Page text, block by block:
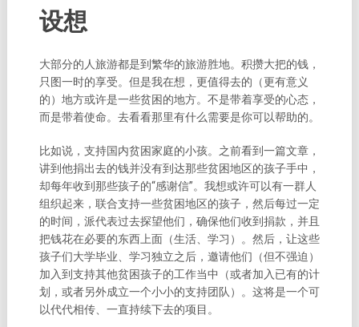
设想
大部分的人旅游都是到繁华的旅游胜地。积攒大把的钱，
只图一时的享受。但是我在想，更值得去的（更有意义
的）地方或许是一些贫困的地方。不是带着享受的心态，
而是带着使命。去看看那里有什么需要是你可以帮助的。
比如说，支持国内贫困家庭的小孩。之前看到一篇文章，
讲到他捐出去的钱并没有到达那些贫困地区的孩子手中，
却每年收到那些孩子的“感谢信”。我想或许可以有一群人
组织起来，联合支持一些贫困地区的孩子，然后每过一定
的时间，派代表过去探望他们，确保他们收到捐款，并且
把钱花在必要的东西上面（生活、学习）。然后，让这些
孩子们大学毕业、学习独立之后，邀请他们（但不强迫）
加入到支持其他贫困孩子的工作当中（或者加入已有的计
划，或者另外成立一个小小的支持团队）。这将是一个可
以代代相传、一直持续下去的项目。